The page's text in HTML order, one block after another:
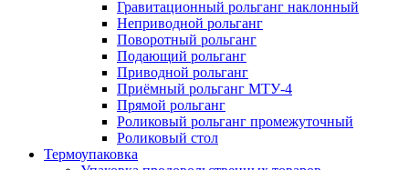
Гравитационный рольганг наклонный
Неприводной рольганг
Поворотный рольганг
Подающий рольганг
Приводной рольганг
Приёмный рольганг МТУ-4
Прямой рольганг
Роликовый рольганг промежуточный
Роликовый стол
Термоупаковка